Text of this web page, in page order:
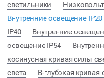
светильники
Внутренние освещение IP20
IP40
Внутренние
освещение IP54
косинусная кривая силы
света
В-глубокая кривая